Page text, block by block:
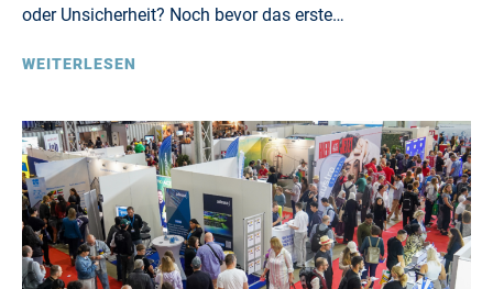
oder Unsicherheit? Noch bevor das erste…
WEITERLESEN